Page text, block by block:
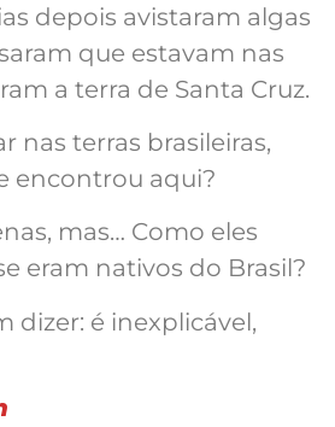
depois avistaram algas
que estavam nas
a terra de Santa Cruz.
nas terras brasileiras,
encontrou aqui?
mas… Como eles
eram nativos do Brasil?
dizer: é inexplicável,